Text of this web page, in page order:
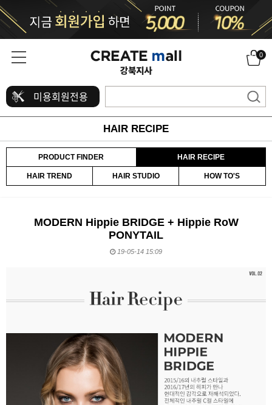
0
미용회원전용
HAIR RECIPE
PRODUCT FINDER HAIR RECIPE
HAIR TREND HAIR STUDIO HOW TO'S
MODERN Hippie BRIDGE + Hippie RoW
PONYTAIL
19-05-14 15:09